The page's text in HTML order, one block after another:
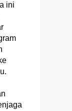
ini